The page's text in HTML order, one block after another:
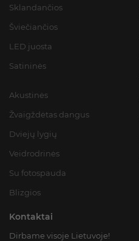
Sklandančios
Šviečiančios
LED juosta
Satininės
Akustinės
Žvaigždėtas dangus
Dviejų lygių
Veidrodrinės
Su fotospauda
Blizgios
Kontaktai
Dirbame visoje Lietuvoje!